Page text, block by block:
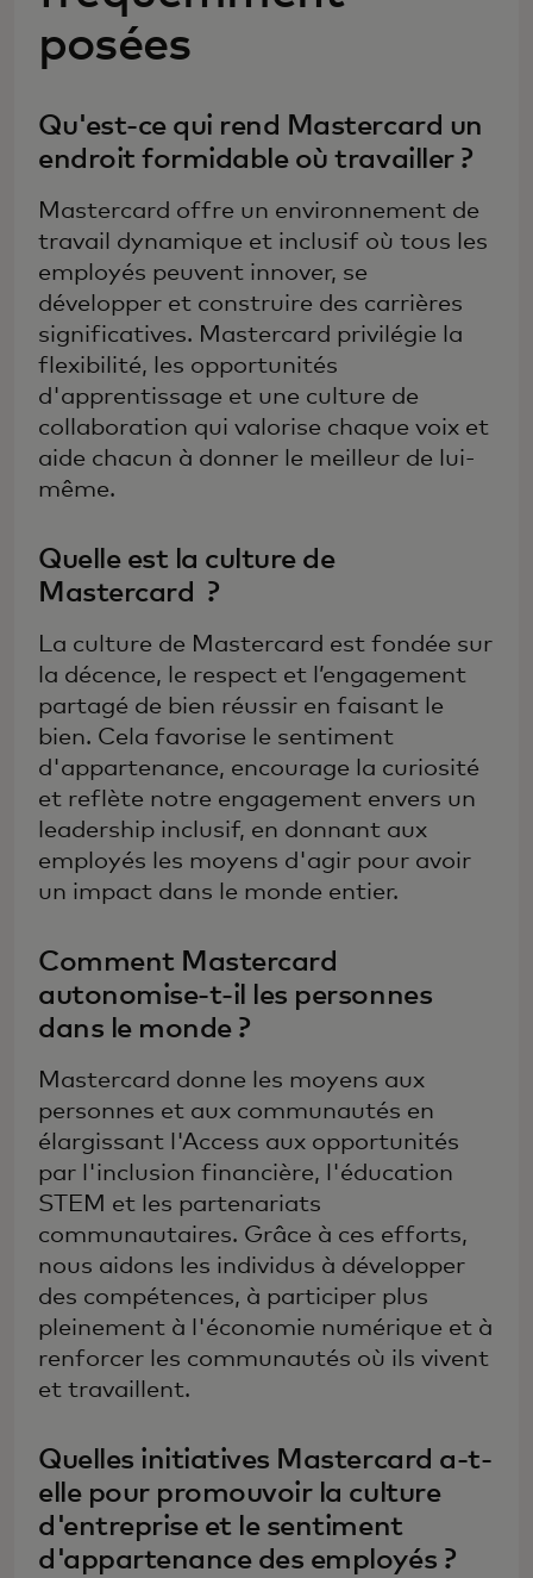
posées
Qu'est-ce qui rend Mastercard un
endroit formidable où travailler ?
Mastercard offre un environnement de
travail dynamique et inclusif où tous les
employés peuvent innover, se
développer et construire des carrières
significatives. Mastercard privilégie la
flexibilité, les opportunités
d'apprentissage et une culture de
collaboration qui valorise chaque voix et
aide chacun à donner le meilleur de lui-
même.
Quelle est la culture de
Mastercard ?
La culture de Mastercard est fondée sur
la décence, le respect et l’engagement
partagé de bien réussir en faisant le
bien. Cela favorise le sentiment
d'appartenance, encourage la curiosité
et reflète notre engagement envers un
leadership inclusif, en donnant aux
employés les moyens d'agir pour avoir
un impact dans le monde entier.
Comment Mastercard
autonomise-t-il les personnes
dans le monde ?
Mastercard donne les moyens aux
personnes et aux communautés en
élargissant l'Access aux opportunités
par l'inclusion financière, l'éducation
STEM et les partenariats
communautaires. Grâce à ces efforts,
nous aidons les individus à développer
des compétences, à participer plus
pleinement à l'économie numérique et à
renforcer les communautés où ils vivent
et travaillent.
Quelles initiatives Mastercard a-t-
elle pour promouvoir la culture
d'entreprise et le sentiment
d'appartenance des employés ?